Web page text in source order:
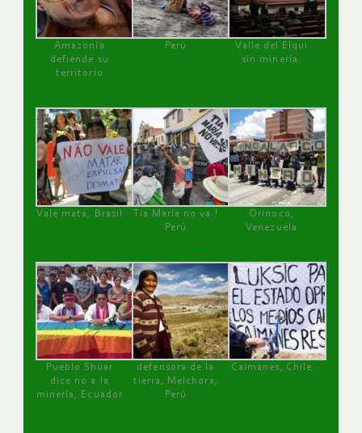
Amazonía
defiende su
territorio
Perú
Valle del Elqui
sin minería.
Vale mata, Brasil
Tía María no va !
Perú
Orinoco,
Venezuela
Pueblo Shuar
dice no a la
minería, Ecuador
defensora de la
tierra, Melchora,
Perú
Caimanes, Chile